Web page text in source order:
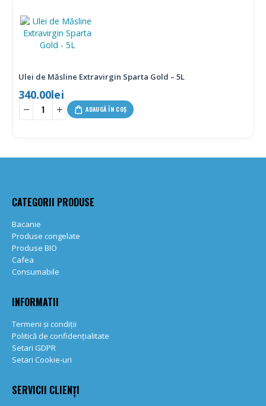
Ulei de Măsline Extravirgin Sparta Gold – 5L
340.00lei
ADAUGĂ ÎN COȘ
CATEGORII PRODUSE
Bacanie
Produse congelate
Produse BIO
Cafea
Consumabile
INFORMATII
Termeni și condiții
Politică de confidențialitate
Setari GDPR
Setari Cookie-uri
SERVICII CLIENȚI